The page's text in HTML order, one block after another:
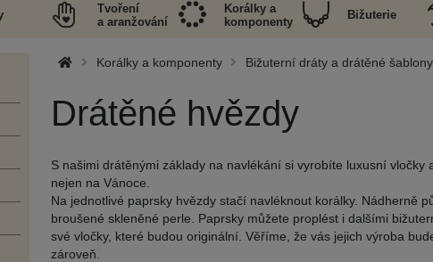
Tvoření
a aranžování
Korálky a
komponenty
Bižuterie
Korálky a komponenty Bižuterní dráty a drátěné šablony
Drátěné hvězdy
S našimi drátěnými základy na navlékání si vyrobíte luxusní vločky
nejen na Vánoce.
Na jednotlivé paprsky hvězdy stačí navléknout korálky. Nádherně
broušené skleněné perle. Paprsky můžete proplést i dalšími
své vločky, které budou originální. Věříme, že vás jejich výroba
zároveň.